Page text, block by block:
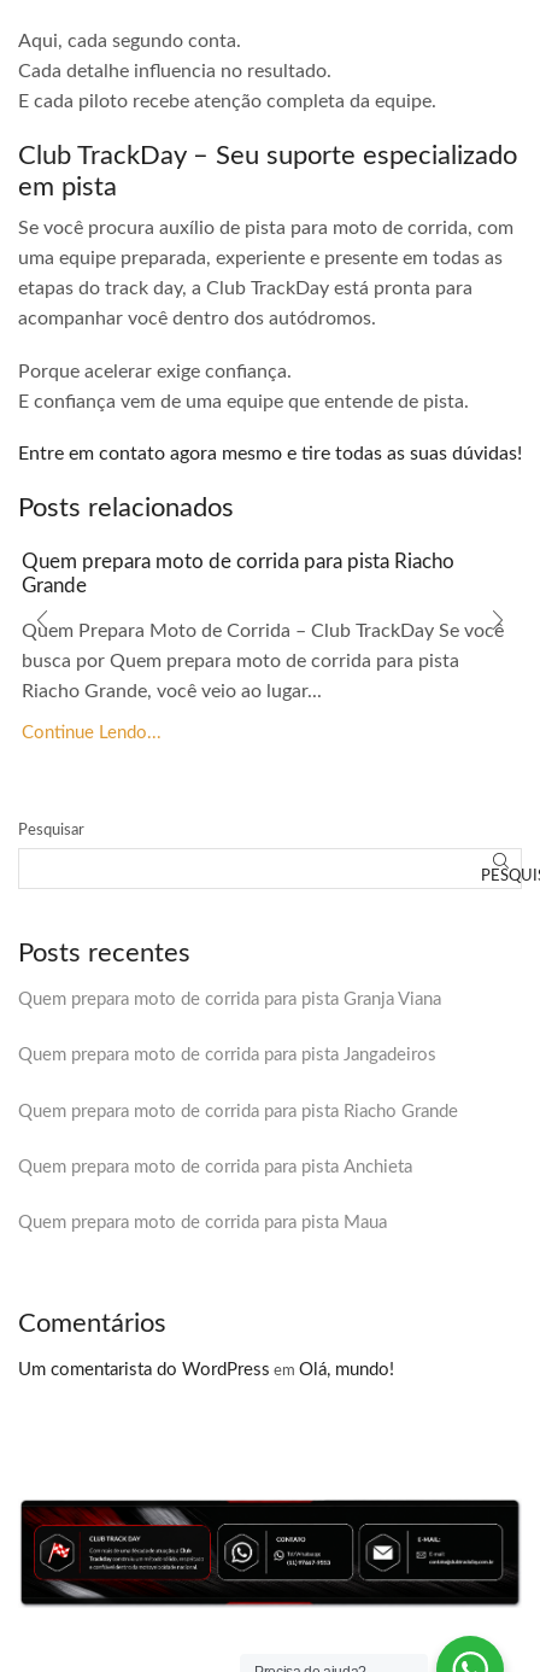
Aqui, cada segundo conta.
Cada detalhe influencia no resultado.
E cada piloto recebe atenção completa da equipe.
Club TrackDay – Seu suporte especializado
em pista
Se você procura auxílio de pista para moto de corrida, com
uma equipe preparada, experiente e presente em todas as
etapas do track day, a Club TrackDay está pronta para
acompanhar você dentro dos autódromos.
Porque acelerar exige confiança.
E confiança vem de uma equipe que entende de pista.
Entre em contato agora mesmo e tire todas as suas dúvidas!
Posts relacionados
Quem prepara moto de corrida para pista Riacho
Grande
Quem Prepara Moto de Corrida – Club TrackDay Se você
busca por Quem prepara moto de corrida para pista
Riacho Grande, você veio ao lugar...
Continue Lendo...
Pesquisar
Posts recentes
Quem prepara moto de corrida para pista Granja Viana
Quem prepara moto de corrida para pista Jangadeiros
Quem prepara moto de corrida para pista Riacho Grande
Quem prepara moto de corrida para pista Anchieta
Quem prepara moto de corrida para pista Maua
Comentários
Um comentarista do WordPress em Olá, mundo!